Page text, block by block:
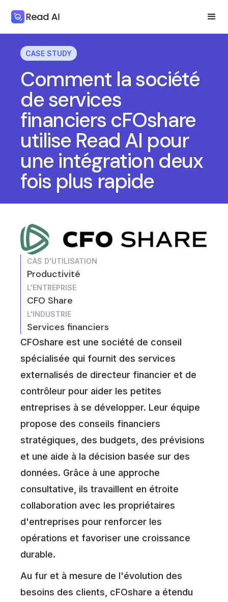
CASE STUDY
Comment la société
de services
financiers cFOshare
utilise Read AI pour
une intégration deux
fois plus rapide
CAS D'UTILISATION
Productivité
L'ENTREPRISE
CFO Share
L'INDUSTRIE
Services financiers
CFOshare est une société de conseil
spécialisée qui fournit des services
externalisés de directeur financier et de
contrôleur pour aider les petites
entreprises à se développer. Leur équipe
propose des conseils financiers
stratégiques, des budgets, des prévisions
et une aide à la décision basée sur des
données. Grâce à une approche
consultative, ils travaillent en étroite
collaboration avec les propriétaires
d'entreprises pour renforcer les
opérations et favoriser une croissance
durable.
Au fur et à mesure de l'évolution des
besoins des clients, cFOshare a étendu